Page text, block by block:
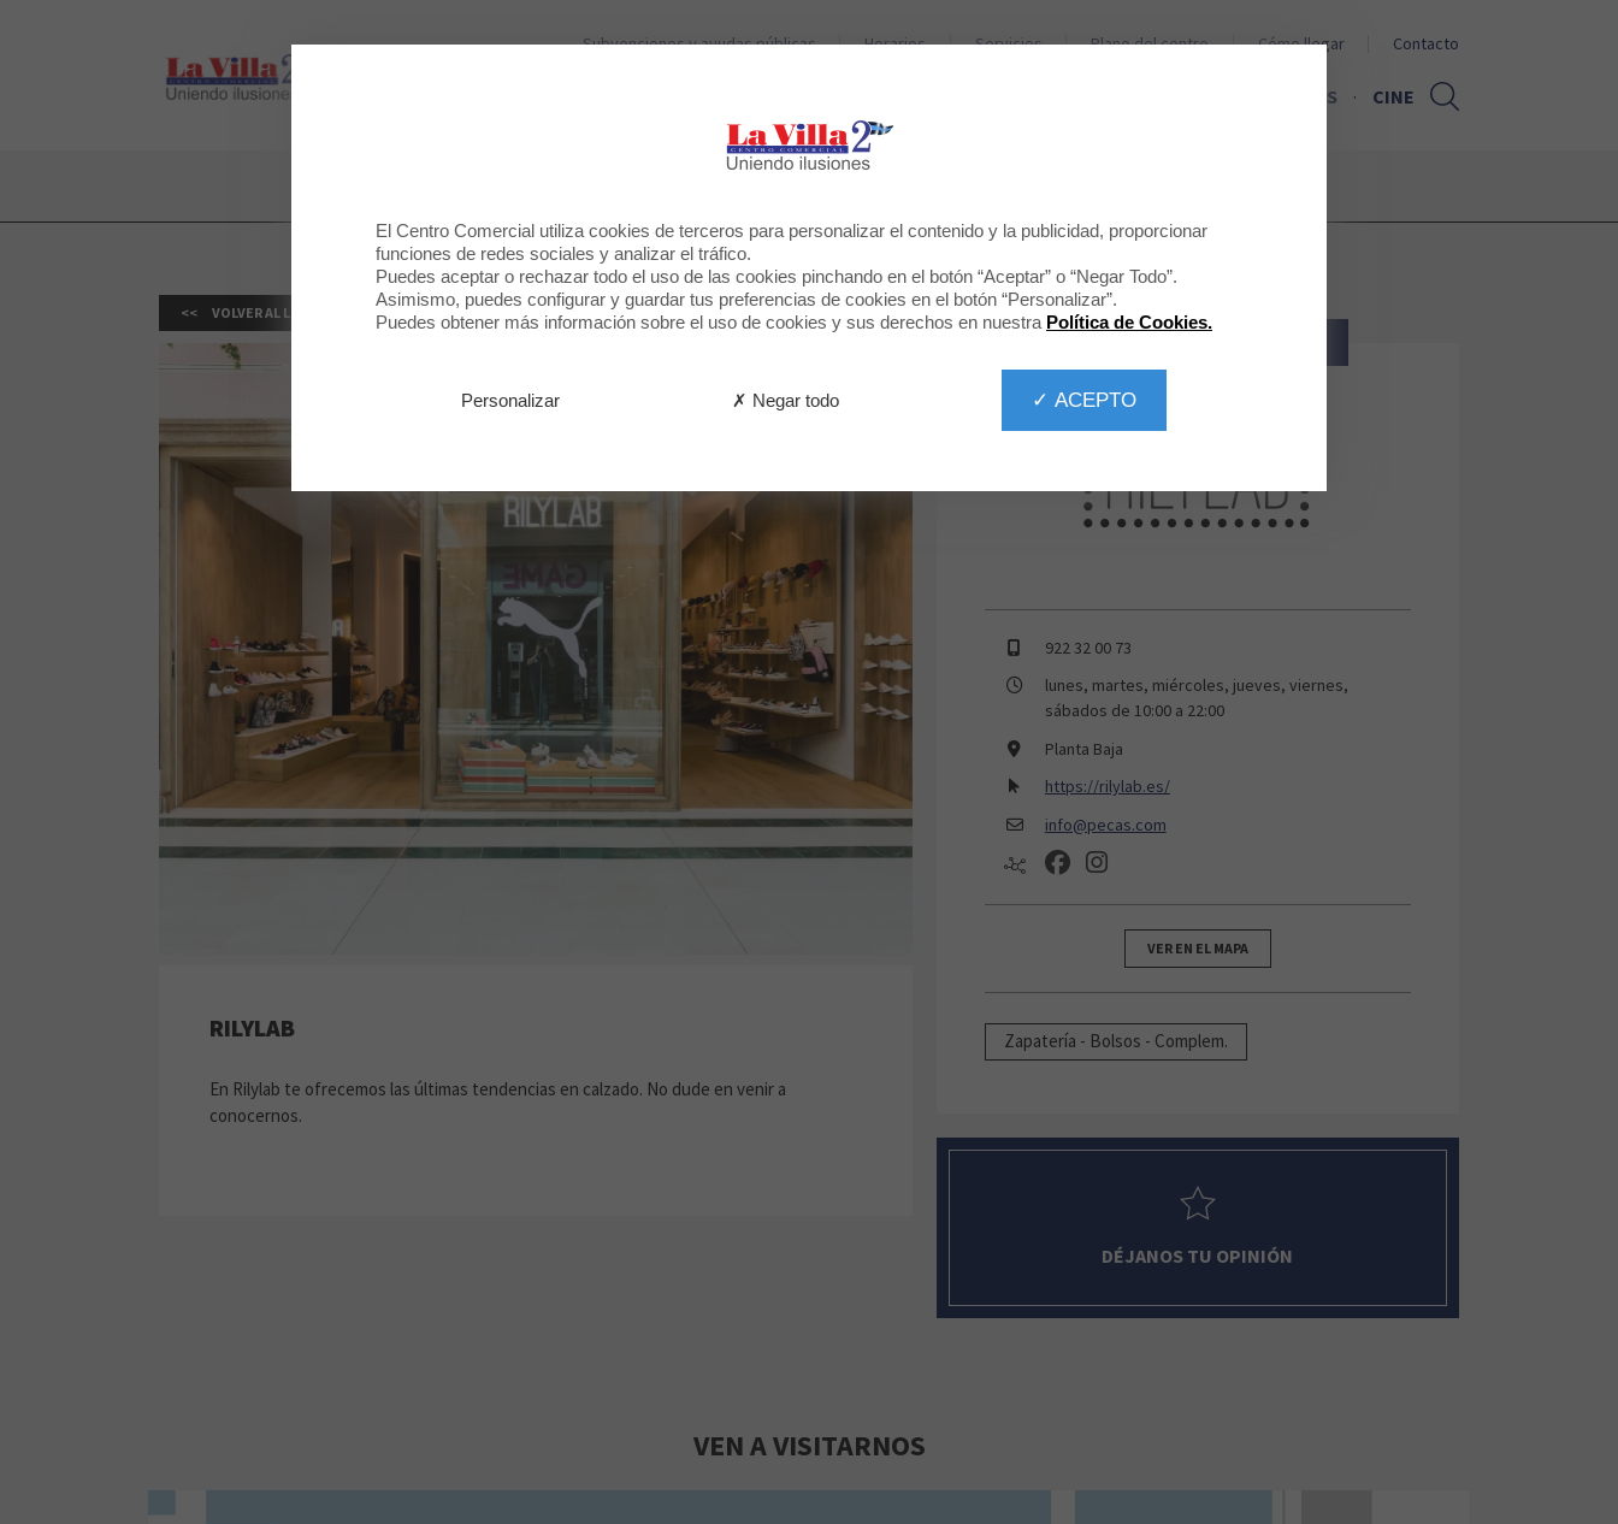
NOTICIAS CINE
Subvenciones y ayudas públicas Horarios Servicios Plano del centro Cómo llegar Contacto
RILYLAB
VOLVER AL LISTADO
Rilylab
922 32 00 73
lunes, martes, miércoles, jueves, viernes,
sábados de 10:00 a 22:00
Planta Baja
https://rilylab.es/
info@pecas.com
VER EN EL MAPA
Zapatería - Bolsos - Complem.
DÉJANOS TU OPINIÓN
RILYLAB
En Rilylab te ofrecemos las últimas tendencias en calzado. No dude en venir a
conocernos.
VEN A VISITARNOS
El Centro Comercial utiliza cookies de terceros para personalizar el contenido y la publicidad, proporcionar
funciones de redes sociales y analizar el tráfico.
Puedes aceptar o rechazar todo el uso de las cookies pinchando en el botón “Aceptar” o “Negar Todo”.
Asimismo, puedes configurar y guardar tus preferencias de cookies en el botón “Personalizar”.
Puedes obtener más información sobre el uso de cookies y sus derechos en nuestra Política de Cookies.
✓ ACEPTO
✗ Negar todo
Personalizar